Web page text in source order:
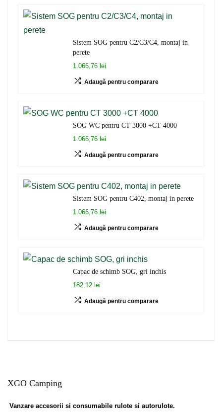
Sistem SOG pentru C2/C3/C4, montaj in
perete
1.066,76 lei
Adaugă pentru comparare
SOG WC pentru CT 3000 +CT 4000
1.066,76 lei
Adaugă pentru comparare
Sistem SOG pentru C402, montaj in perete
1.066,76 lei
Adaugă pentru comparare
Capac de schimb SOG, gri inchis
182,12 lei
Adaugă pentru comparare
XGO Camping
Vanzare accesorii si consumabile rulote si autorulote.